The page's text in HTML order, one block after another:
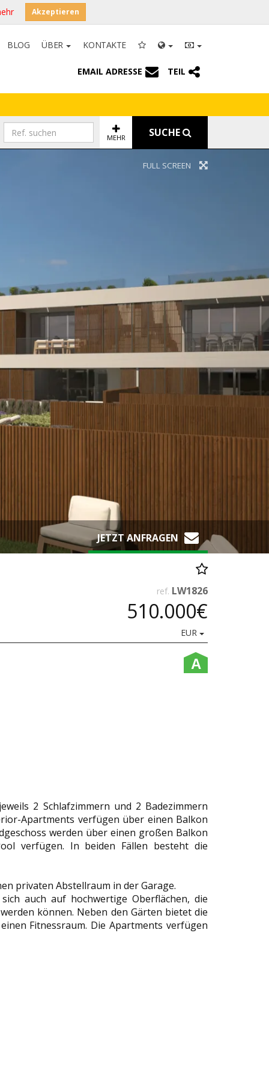
Akzeptieren
BLOG ÜBER KONTAKTE
EMAIL ADRESSE TEIL
MEHR SUCHE
FULL SCREEN
JETZT ANFRAGEN
ref. LW1826
510.000€
EUR
A
2 Schlafzimmern und 2 Badezimmern
Apartments verfügen über einen Balkon
werden über einen großen Balkon
verfügen. In beiden Fällen besteht die
privaten Abstellraum in der Garage.
auch auf hochwertige Oberflächen, die
können. Neben den Gärten bietet die
Fitnessraum. Die Apartments verfügen